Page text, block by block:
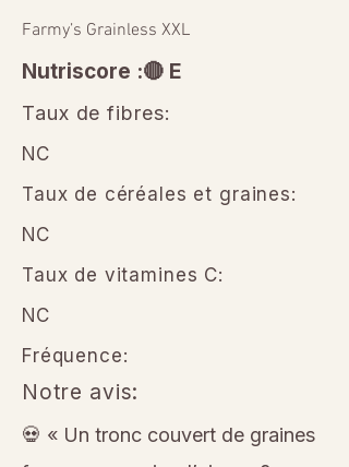
Farmy’s Grainless XXL
Nutriscore :🔴 E
Taux de fibres:
NC
Taux de céréales et graines:
NC
Taux de vitamines C:
NC
Fréquence:
Notre avis:
💀 « Un tronc couvert de graines